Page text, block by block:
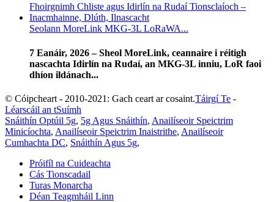
Seolann MoreLink MKG-3L LoRaWA...
7 Eanáir, 2026 – Sheol MoreLink, ceannaire i réitigh
nascachta Idirlín na Rudaí, an MKG-3L inniu, LoR faoi
dhíon ildánach...
© Cóipcheart - 2010-2021: Gach ceart ar cosaint.Táirgí Te -
Léarscáil an tSuímh
Snáithín Optúil 5g, 5g Agus Snáithín, Anailíseoir Speictrim
Minicíochta, Anailíseoir Speictrim Inaistrithe, Anailíseoir
Cumhachta DC, Snáithín Agus 5g,
Próifíl na Cuideachta
Cás Tionscadail
Turas Monarcha
Déan Teagmháil Linn